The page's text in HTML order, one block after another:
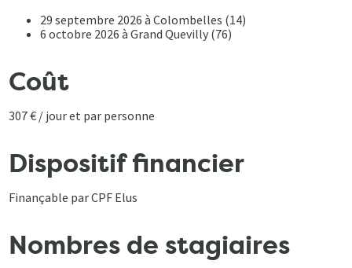
29 septembre 2026 à Colombelles (14)
6 octobre 2026 à Grand Quevilly (76)
Coût
307 € / jour et par personne
Dispositif financier
Finançable par CPF Elus
Nombres de stagiaires